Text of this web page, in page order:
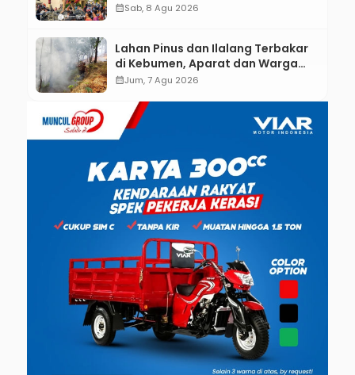
calendar_monthSab, 8 Agu 2026
Lahan Pinus dan Ilalang Terbakar
di Kebumen, Aparat dan Warga
Padamkan Api Secara Manual
calendar_monthJum, 7 Agu 2026